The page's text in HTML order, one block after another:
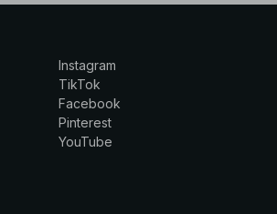
Instagram
TikTok
Facebook
Pinterest
YouTube